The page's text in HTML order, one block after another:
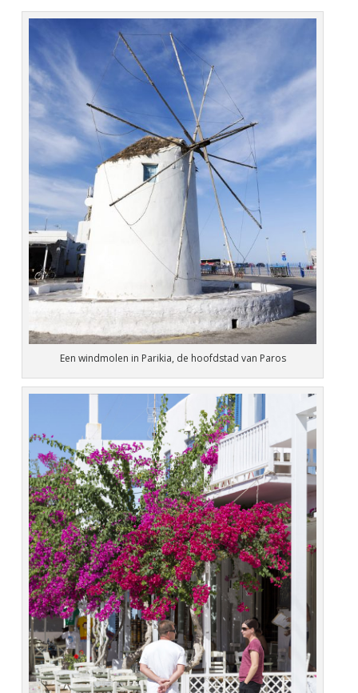
Een windmolen in Parikia, de hoofdstad van Paros